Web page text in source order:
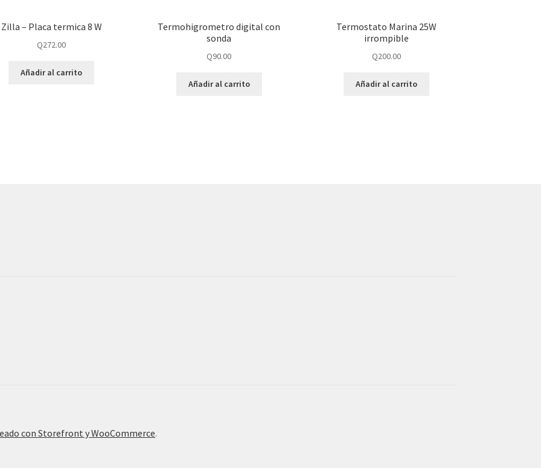
Zilla – Placa termica 8 W
Q272.00
Añadir al carrito
Termohigrometro digital con
sonda
Q90.00
Añadir al carrito
Termostato Marina 25W
irrompible
Q200.00
Añadir al carrito
con Storefront y WooCommerce.